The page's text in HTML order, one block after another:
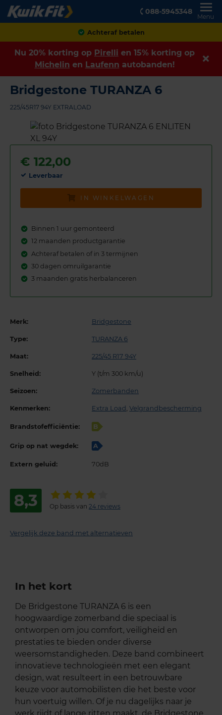
088-5945348
Menu
Klanten geven ons een
Nu 20% korting op Pirelli en 15% korting op
Michelin en Laufenn autobanden!
Bridgestone TURANZA 6
225/45R17 94Y EXTRALOAD
€ 122,00
Leverbaar
IN WINKELWAGEN
Binnen 1 uur gemonteerd
12 maanden productgarantie
Achteraf betalen of in 3 termijnen
30 dagen omruilgarantie
3 maanden gratis herbalanceren
Merk: Bridgestone
Type: TURANZA 6
Maat: 225/45 R17 94Y
Snelheid: Y (t/m 300 km/u)
Seizoen: Zomerbanden
Kenmerken: Extra Load Velgrandbescherming
Brandstofefficiëntie: B
Grip op nat wegdek: A
Extern geluid: 70dB
8,3 Op basis van 24 reviews
Vergelijk deze band met alternatieven
In het kort
De Bridgestone TURANZA 6 is een
hoogwaardige zomerband die speciaal is
ontworpen om jou comfort, veiligheid en
prestaties te bieden onder diverse
weersomstandigheden. Deze band combineert
innovatieve technologieën met een elegant
design, wat resulteert in een betrouwbare
keuze voor automobilisten die het beste voor
hun voertuig willen. Of je nu dagelijks naar je